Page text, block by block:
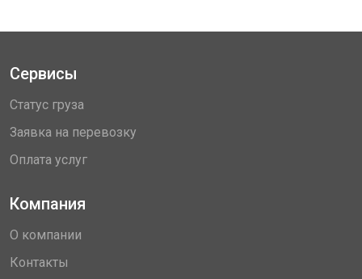
Сервисы
Статус груза
Заявка на перевозку
Оплата услуг
Компания
О компании
Контакты